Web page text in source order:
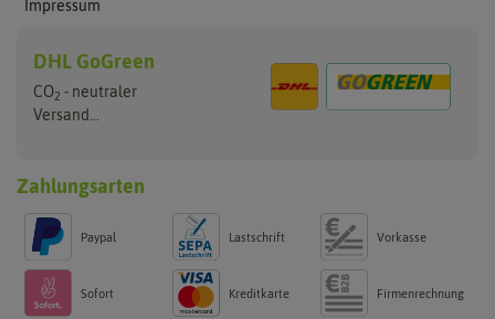
Impressum
DHL GoGreen
CO2 - neutraler
Versand...
Zahlungsarten
Paypal Lastschrift Vorkasse
Sofort Kreditkarte Firmenrechnung